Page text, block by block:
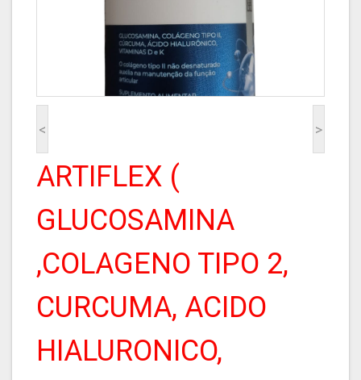
< >
ARTIFLEX (
GLUCOSAMINA
,COLAGENO TIPO 2,
CURCUMA, ACIDO
HIALURONICO,